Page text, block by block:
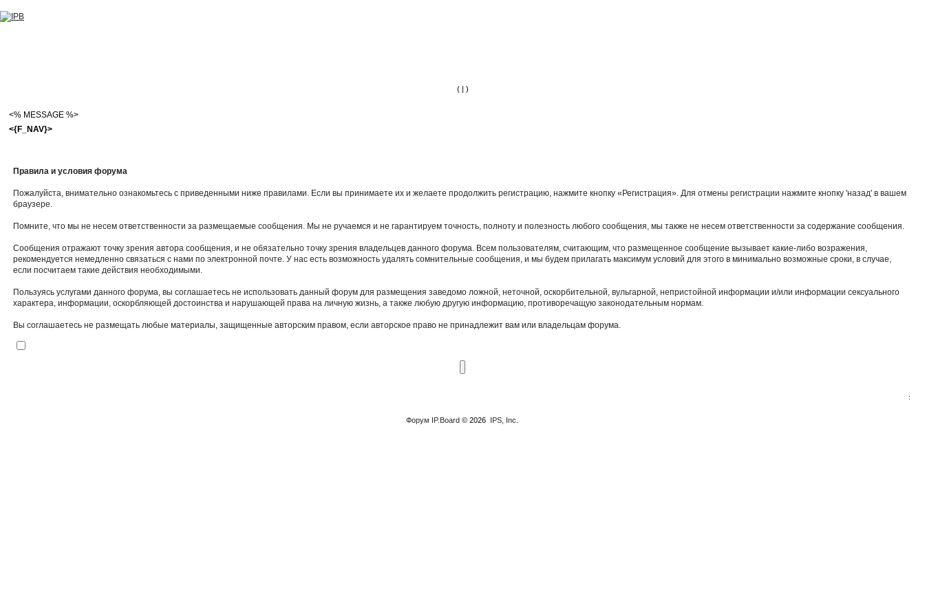
( | )
<% MESSAGE %>
<{F_NAV}>
Правила и условия форума
Пожалуйста, внимательно ознакомьтесь с приведенными ниже правилами. Если вы принимаете их и желаете продолжить регистрацию, нажмите кнопку «Регистрация». Для отмены регистрации нажмите кнопку 'назад' в вашем
браузере.
Помните, что мы не несем ответственности за размещаемые сообщения. Мы не ручаемся и не гарантируем точность, полноту и полезность любого сообщения, мы также не несем ответственности за содержание сообщения.
Сообщения отражают точку зрения автора сообщения, и не обязательно точку зрения владельцев данного форума. Всем пользователям, считающим, что размещенное сообщение вызывает какие-либо возражения,
рекомендуется немедленно связаться с нами по электронной почте. У нас есть возможность удалять сомнительные сообщения, и мы будем прилагать максимум условий для этого в минимально возможные сроки, в случае,
если посчитаем такие действия необходимыми.
Пользуясь услугами данного форума, вы соглашаетесь не использовать данный форум для размещения заведомо ложной, неточной, оскорбительной, вульгарной, непристойной информации и/или информации сексуального
характера, информации, оскорбляющей достоинства и нарушающей права на личную жизнь, а также любую другую информацию, противоречащую законодательным нормам.
Вы соглашаетесь не размещать любые материалы, защищенные авторским правом, если авторское право не принадлежит вам или владельцам форума.
:
Форум IP.Board © 2026 IPS, Inc